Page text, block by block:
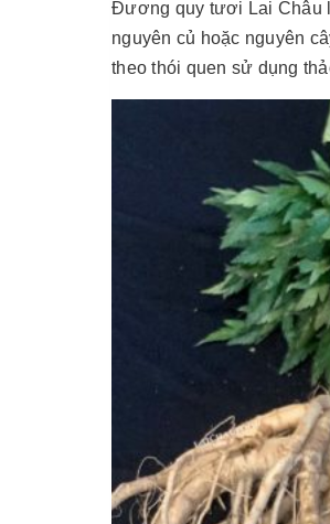
Đương quy tươi Lai Châu
nguyên củ hoặc nguyên
theo thói quen sử dụng